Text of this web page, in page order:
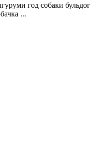
год собаки бульдог
...